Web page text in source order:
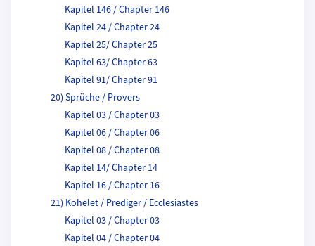
Kapitel 146 / Chapter 146
Kapitel 24 / Chapter 24
Kapitel 25/ Chapter 25
Kapitel 63/ Chapter 63
Kapitel 91/ Chapter 91
20) Sprüche / Provers
Kapitel 03 / Chapter 03
Kapitel 06 / Chapter 06
Kapitel 08 / Chapter 08
Kapitel 14/ Chapter 14
Kapitel 16 / Chapter 16
21) Kohelet / Prediger / Ecclesiastes
Kapitel 03 / Chapter 03
Kapitel 04 / Chapter 04